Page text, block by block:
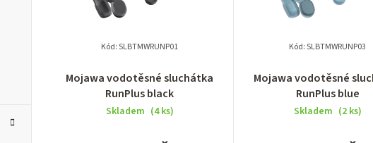
Mojawa vodotěsné sluchátka
RunPlus black
Skladem (4 ks)
Kód:SLBTMWRUNP01
Mojawa vodotěsné
RunPlus blue
Skladem (2 ks)
Kód:SLBTMWRUNP03